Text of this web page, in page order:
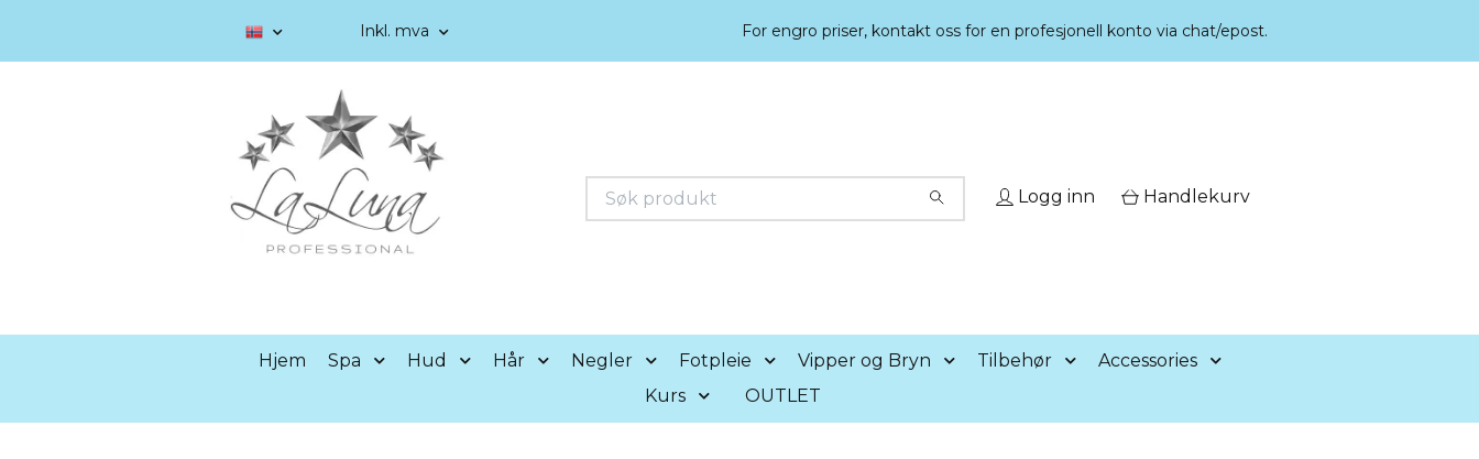
Inkl. mva For engro priser, kontakt oss for en profesjonell konto via chat/epost.
Logg inn Handlekurv
Hjem Spa Hud Hår Negler Fotpleie Vipper og Bryn Tilbehør
Accessories
Kurs
OUTLET